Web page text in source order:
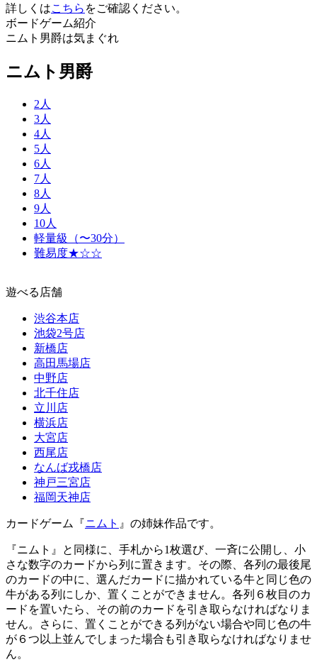
詳しくはこちら をご確認ください。
ボードゲーム紹介
ニムト男爵は気まぐれ
ニムト男爵
2人
3人
4人
5人
6人
7人
8人
9人
10人
軽量級（〜30分）
難易度★☆☆
遊べる店舗
渋谷本店
池袋2号店
新橋店
高田馬場店
中野店
北千住店
立川店
横浜店
大宮店
西尾店
なんば戎橋店
神戸三宮店
福岡天神店
カードゲーム『ニムト 』の姉妹作品です。
『ニムト』と同様に、手札から1枚選び、一斉に公開し、小
さな数字のカードから列に置きます。その際、各列の最後尾
のカードの中に、選んだカードに描かれている牛と同じ色の
牛がある列にしか、置くことができません。各列６枚目のカ
ードを置いたら、その前のカードを引き取らなければなりま
せん。さらに、置くことができる列がない場合や同じ色の牛
が６つ以上並んでしまった場合も引き取らなければなりませ
ん。